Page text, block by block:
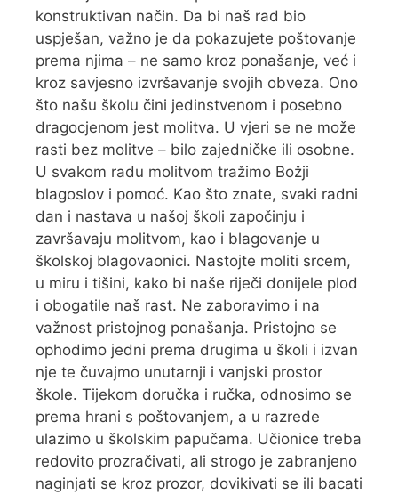
konstruktivan način. Da bi naš rad bio
uspješan, važno je da pokazujete poštovanje
prema njima – ne samo kroz ponašanje, već i
kroz savjesno izvršavanje svojih obveza. Ono
što našu školu čini jedinstvenom i posebno
dragocjenom jest molitva. U vjeri se ne može
rasti bez molitve – bilo zajedničke ili osobne.
U svakom radu molitvom tražimo Božji
blagoslov i pomoć. Kao što znate, svaki radni
dan i nastava u našoj školi započinju i
završavaju molitvom, kao i blagovanje u
školskoj blagovaonici. Nastojte moliti srcem,
u miru i tišini, kako bi naše riječi donijele plod
i obogatile naš rast. Ne zaboravimo i na
važnost pristojnog ponašanja. Pristojno se
ophodimo jedni prema drugima u školi i izvan
nje te čuvajmo unutarnji i vanjski prostor
škole. Tijekom doručka i ručka, odnosimo se
prema hrani s poštovanjem, a u razrede
ulazimo u školskim papučama. Učionice treba
redovito prozračivati, ali strogo je zabranjeno
naginjati se kroz prozor, dovikivati se ili bacati